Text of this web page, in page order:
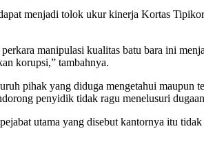
menjadi tolok ukur kinerja Kortas
manipulasi kualitas batu bara ini
korupsi,” tambahnya.
pihak yang diduga mengetahui maupun
penyidik tidak ragu menelusuri
utama yang disebut kantornya itu